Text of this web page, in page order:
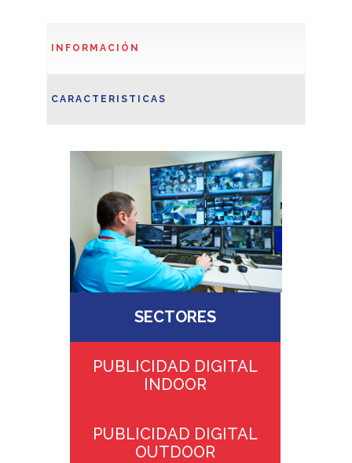
INFORMACIÓN
CARACTERISTICAS
SECTORES
PUBLICIDAD DIGITAL
INDOOR
PUBLICIDAD DIGITAL
OUTDOOR